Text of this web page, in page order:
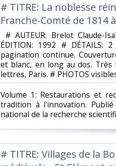
‎# TITRE: La noblesse
Franche-Comté de 1814
# AUTEUR: Brelot Claude-
ÉDITION: 1992 # DÉTAILS:
pagination continue.
et blanc, en long au dos.
lettres, Paris. # PHOTOS
‎Volume 1: Restaurations et
tradition à l'innovation.
national de la recherche
‎# TITRE: Villages de la